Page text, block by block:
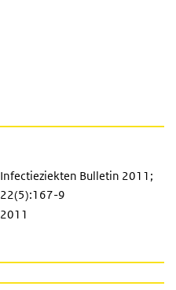
Infectieziekten Bulletin 2011;
22(5):167-9
2011